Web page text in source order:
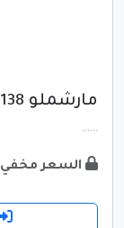
مارشملو 138 غم اشكال 1/48
......
السعر مخفي